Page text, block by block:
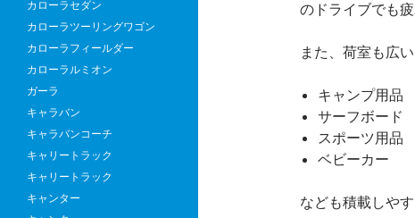
のドライブでも
また、荷室も広い
キャンプ用品
サーフボード
スポーツ用品
ベビーカー
なども積載しや
カローラセダン
カローラツーリングワゴン
カローラフィールダー
カローラルミオン
ガーラ
キャラバン
キャラバンコーチ
キャリートラック
キャリートラック
キャンター